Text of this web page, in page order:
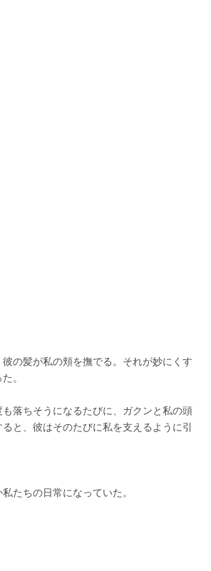
の髪が私の頬を撫でる。それが妙にくす
。
落ちそうになるたびに、ガクンと私の頭
と、彼はそのたびに私を支えるように引
たちの日常になっていた。